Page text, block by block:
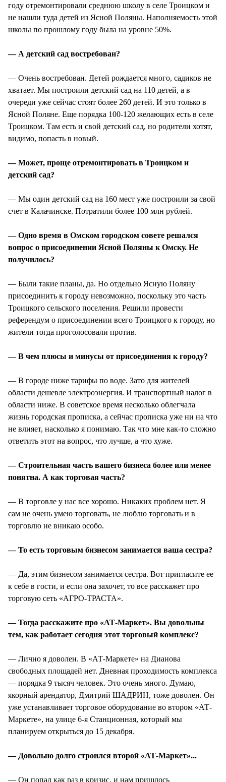
году отремонтировали среднюю школу в селе Троицком и
не нашли туда детей из Ясной Поляны. Наполняемость этой
школы по прошлому году была на уровне 50%.
— А детский сад востребован?
— Очень востребован. Детей рождается много, садиков не
хватает. Мы построили детский сад на 110 детей, а в
очереди уже сейчас стоят более 260 детей. И это только в
Ясной Поляне. Еще порядка 100-120 желающих есть в селе
Троицком. Там есть и свой детский сад, но родители хотят,
видимо, попасть в новый.
— Может, проще отремонтировать в Троицком и
детский сад?
— Мы один детский сад на 160 мест уже построили за свой
счет в Калачинске. Потратили более 100 млн рублей.
— Одно время в Омском городском совете решался
вопрос о присоединении Ясной Поляны к Омску. Не
получилось?
— Были такие планы, да. Но отдельно Ясную Поляну
присоединить к городу невозможно, поскольку это часть
Троицкого сельского поселения. Решили провести
референдум о присоединении всего Троицкого к городу, но
жители тогда проголосовали против.
— В чем плюсы и минусы от присоединения к городу?
— В городе ниже тарифы по воде. Зато для жителей
области дешевле электроэнергия. И транспортный налог в
области ниже. В советское время несколько облегчала
жизнь городская прописка, а сейчас прописка уже ни на что
не влияет, насколько я понимаю. Так что мне как-то сложно
ответить этот на вопрос, что лучше, а что хуже.
— Строительная часть вашего бизнеса более или менее
понятна. А как торговая часть?
— В торговле у нас все хорошо. Никаких проблем нет. Я
сам не очень умею торговать, не люблю торговать и в
торговлю не вникаю особо.
— То есть торговым бизнесом занимается ваша сестра?
— Да, этим бизнесом занимается сестра. Вот пригласите ее
к себе в гости, и если она захочет, то все расскажет про
торговую сеть «АГРО-ТРАСТА».
— Тогда расскажите про «АТ-Маркет». Вы довольны
тем, как работает сегодня этот торговый комплекс?
— Лично я доволен. В «АТ-Маркете» на Дианова
свободных площадей нет. Дневная проходимость комплекса
— порядка 9 тысяч человек. Это очень много. Думаю,
якорный арендатор, Дмитрий ШАДРИН, тоже доволен. Он
уже устанавливает торговое оборудование во втором «АТ-
Маркете», на улице 6-я Станционная, который мы
планируем открыться до 15 декабря.
— Довольно долго строился второй «АТ-Маркет»...
— Он попал как раз в кризис, и нам пришлось